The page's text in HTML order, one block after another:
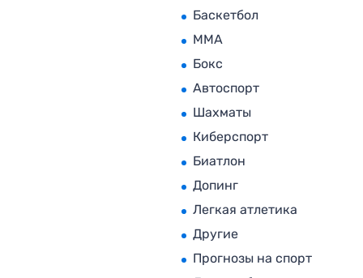
Баскетбол
MMA
Бокс
Автоспорт
Шахматы
Киберспорт
Биатлон
Допинг
Легкая атлетика
Другие
Прогнозы на спорт